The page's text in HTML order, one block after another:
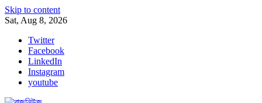
Skip to content
Sat, Aug 8, 2026
Twitter
Facebook
LinkedIn
Instagram
youtube